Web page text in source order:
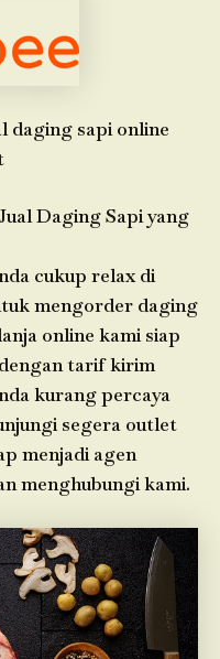
daging sapi online
Daging Sapi yang
cukup relax di
mengorder daging
online kami siap
tarif kirim
kurang percaya
segera outlet
menjadi agen
menghubungi kami.